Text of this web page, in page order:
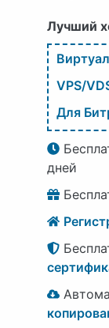
Лучший
VPS/
Для
дней